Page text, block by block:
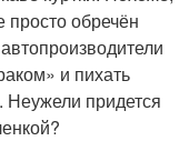
просто обречён
и пихать
Неужели придется